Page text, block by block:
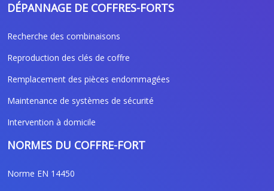
DÉPANNAGE DE COFFRES-FORTS
Recherche des combinaisons
Reproduction des clés de coffre
Remplacement des pièces endommagées
Maintenance de systèmes de sécurité
Intervention à domicile
NORMES DU COFFRE-FORT
Norme EN 14450